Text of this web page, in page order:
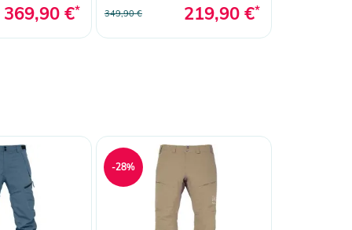
369,90 €* 349,90 € 219,90 €*
-28%